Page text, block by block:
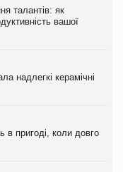
талантів: як
вашої
надлегкі керамічні
в пригоді, коли довго